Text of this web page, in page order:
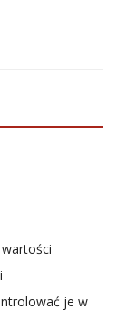
wartości
je w